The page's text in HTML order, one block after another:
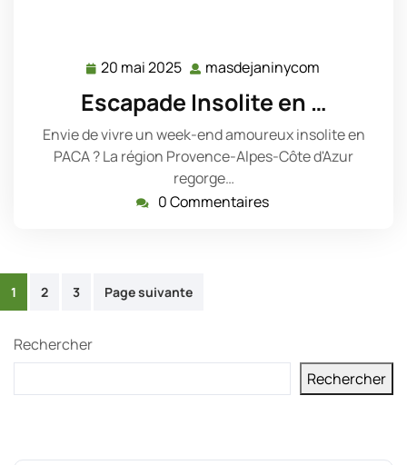
20 mai 2025 20
mai
2025
masdejaninycom
Escapade Insolite en …
Envie de vivre un week-end amoureux insolite en
PACA ? La région Provence-Alpes-Côte d'Azur
regorge…
0 Commentaires
Pagination
publications
1 2 3 Page suivante
Rechercher
Rechercher